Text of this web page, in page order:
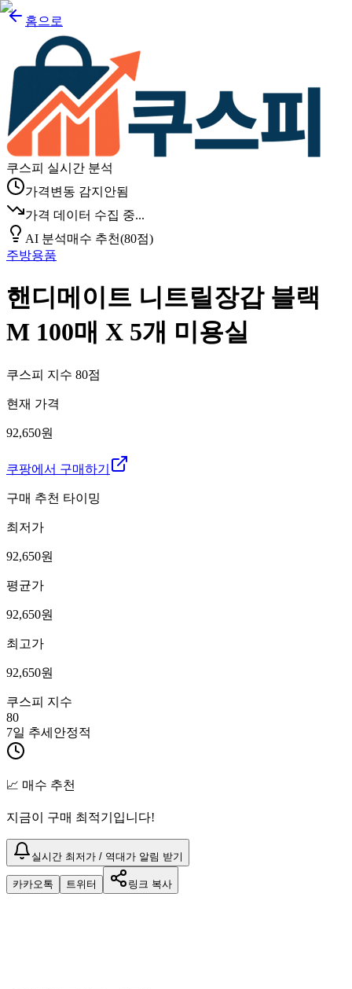
홈으로
쿠스피 실시간 분석
가격변동 감지안됨
가격 데이터 수집 중...
AI 분석매수 추천(80점)
주방용품
핸디메이트 니트릴장갑 블랙
M 100매 X 5개 미용실
쿠스피 지수 80점
현재 가격
92,650원
쿠팡에서 구매하기
구매 추천 타이밍
최저가
92,650원
평균가
92,650원
최고가
92,650원
쿠스피 지수
80
7일 추세 안정적
📈 매수 추천
지금이 구매 최적기입니다!
실시간 최저가 / 역대가 알림 받기
카카오톡 트위터 링크 복사